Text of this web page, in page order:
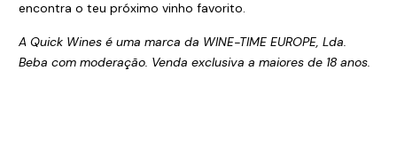
encontra o teu próximo vinho favorito.
A Quick Wines é uma marca da WINE-TIME EUROPE, Lda.
Beba com moderação. Venda exclusiva a maiores de 18 anos.